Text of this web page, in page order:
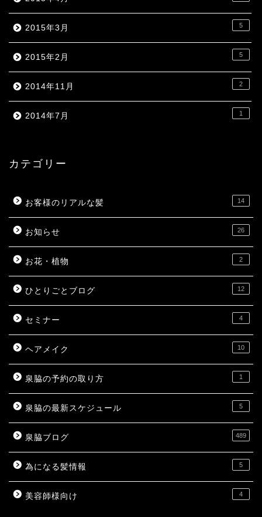
2015年3月 5
2015年2月 5
2014年11月 2
2014年7月 1
カテゴリー
お客様のリアルな髪 14
お知らせ 26
お花・植物 2
ひとりごとブログ 12
セミナー 4
ヘアメイク 10
泉脇の予約の取り方 1
泉脇の最新スケジュール 5
泉脇ブログ 489
為になる髪情報 5
美容師様向け 4